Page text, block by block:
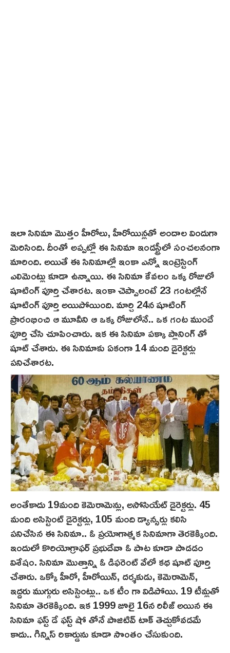
ఇలా సినిమా మొత్తం హీరోలు, హీరోయిన్లతో అందాల విందుగా
మెరిసింది. దీంతో అప్పట్లో ఈ సినిమా ఇండస్ట్రీలో సంచలనంగా
మారింది. అయితే ఈ సినిమాల్లో ఇంకా ఎన్నో ఇంట్రెస్టింగ్
ఎలిమెంట్లు కూడా ఉన్నాయి. ఈ సినిమా కేవలం ఒక్క రోజులో
షూటింగ్ పూర్తి చేశారట. ఇంకా చెప్పాలంటే 23 గంటల్లోనే
షూటింగ్ పూర్తి అయిపోయింది. మార్చి 24న షూటింగ్
ప్రారంభించి ఆ మూవీని ఆ ఒక్క రోజులోనే.. ఒక గంట ముందే
పూర్తి చేసి చూపించారు. ఇక ఈ సినిమా పక్కా ప్లానింగ్ తో
షూట్ చేశారు. ఈ సినిమాకు ఏకంగా 14 మంది డైరెక్టర్లు
పనిచేశారట.
అంతేకాదు 19మంది కెమెరామెన్లు, అసోసియేట్ డైరెక్టర్లు. 45
మంది అసిస్టెంట్ డైరెక్టర్లు, 105 మంది డ్యాన్సర్లు కలిసి
పనిచేసిన ఈ సినిమా.. ఓ ప్రయోగాత్మక సినిమాగా తెరకెక్కింది.
ఇందులో కొరియోగ్రాఫర్ ప్రభుదేవా ఓ పాట కూడా పాడడం
విశేషం. సినిమా మొత్తాన్ని ఓ డిఫరెంట్ వేలో క‌థ‌ షూట్ పూర్తి
చేశారు. ఒక్కో హీరో, హీరోయిన్, దర్శకుడు, కెమెరామెన్,
ఇద్దరు ముగ్గురు అసిస్టెంట్లు.. ఒక టీం గా విడిపోయి. 19 టీమ్లతో
సినిమా తెరకెక్కింది. ఇక 1999 జూలై 16న రిలీజ్ అయిన ఈ
సినిమా ఫస్ట్ డే ఫస్ట్ షో తోనే పాజిటివ్ టాక్ తెచ్చుకోవడమే
కాదు.. గిన్నిస్ రికార్డును కూడా సొంతం చేసుకుంది.